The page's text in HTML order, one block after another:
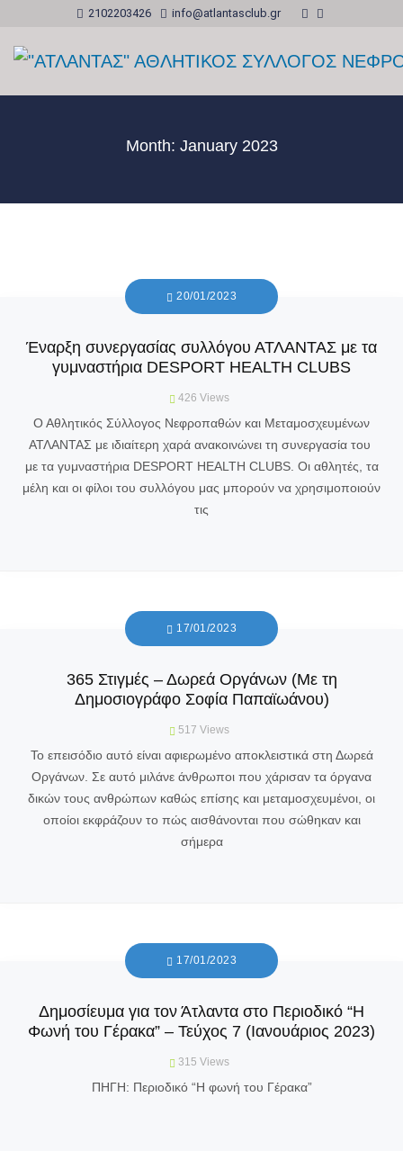
2102203426 info@atlantasclub.gr
Month: January 2023
20/01/2023
Έναρξη συνεργασίας συλλόγου ΑΤΛΑΝΤΑΣ με τα
γυμναστήρια DESPORT HEALTH CLUBS
426 Views
Ο Αθλητικός Σύλλογος Νεφροπαθών και Μεταμοσχευμένων
ΑΤΛΑΝΤΑΣ με ιδιαίτερη χαρά ανακοινώνει τη συνεργασία του
με τα γυμναστήρια DESPORT HEALTH CLUBS. Οι αθλητές, τα
μέλη και οι φίλοι του συλλόγου μας μπορούν να χρησιμοποιούν
τις
17/01/2023
365 Στιγμές – Δωρεά Οργάνων (Mε τη
Δημοσιογράφο Σοφία Παπαϊωάνου)
517 Views
Το επεισόδιο αυτό είναι αφιερωμένο αποκλειστικά στη Δωρεά
Οργάνων. Σε αυτό μιλάνε άνθρωποι που χάρισαν τα όργανα
δικών τους ανθρώπων καθώς επίσης και μεταμοσχευμένοι, οι
οποίοι εκφράζουν το πώς αισθάνονται που σώθηκαν και
σήμερα
17/01/2023
Δημοσίευμα για τον Άτλαντα στο Περιοδικό “Η
Φωνή του Γέρακα” – Τεύχος 7 (Ιανουάριος 2023)
315 Views
ΠΗΓΗ: Περιοδικό “Η φωνή του Γέρακα”